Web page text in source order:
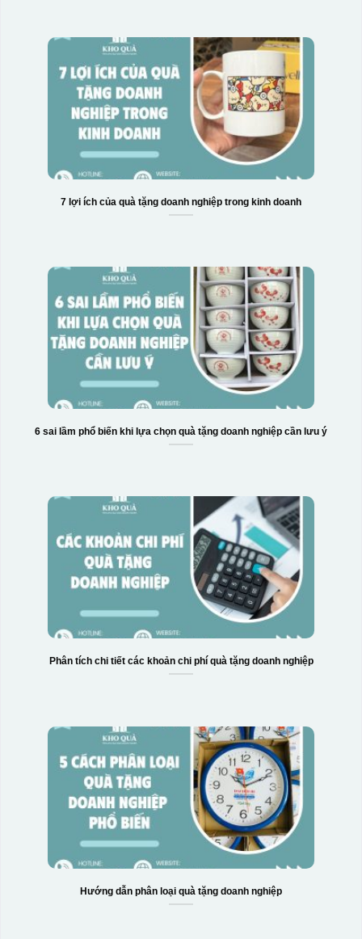
Hộp xi 6 bát cơm
7 lợi ích của quà tặng doanh nghiệp trong kinh doanh
6 sai lầm phổ biến khi lựa chọn quà tặng doanh nghiệp cần lưu ý
Phân tích chi tiết các khoản chi phí quà tặng doanh nghiệp
Hướng dẫn phân loại quà tặng doanh nghiệp